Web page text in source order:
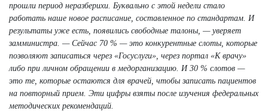
прошли период неразберихи. Буквально с этой недели стало
работать наше новое расписание, составленное по стандартам. И
результаты уже есть, появились свободные талоны, — уверяет
замминистра. — Сейчас 70 % — это конкурентные слоты, которые
позволяют записаться через «Госуслуги», через портал «К врачу»
либо при личном обращении в медорганизацию. И 30 % слотов —
это те, которые остаются для врачей, чтобы записать пациентов
на повторный прием. Эти цифры взяты после изучения федеральных
методических рекомендаций.